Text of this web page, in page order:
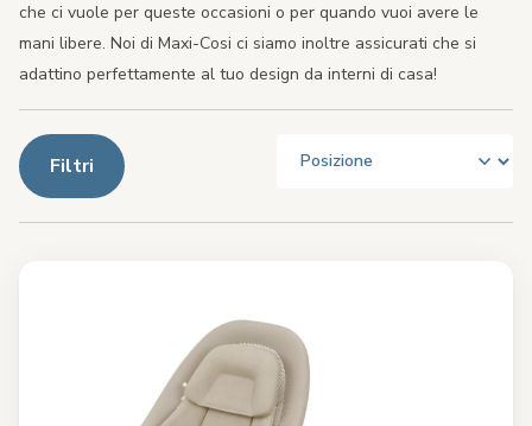
che ci vuole per queste occasioni o per quando vuoi avere le
mani libere. Noi di Maxi-Cosi ci siamo inoltre assicurati che si
adattino perfettamente al tuo design da interni di casa!
Filtri